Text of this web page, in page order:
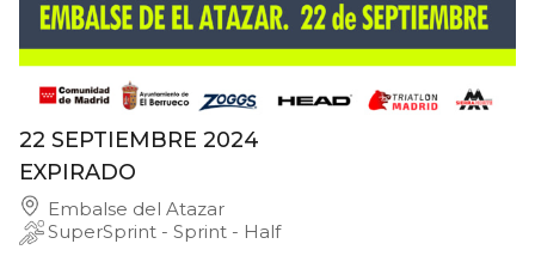
22 SEPTIEMBRE 2024
EXPIRADO
Embalse del Atazar
SuperSprint - Sprint - Half